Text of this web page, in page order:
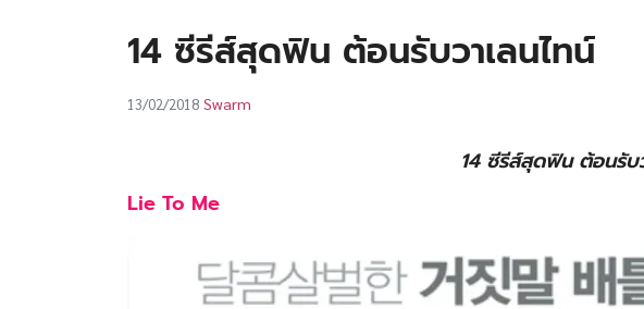
14 ซีรีส์สุดฟิน ต้อนรับวาเลนไทน์
13/02/2018 Swarm
14 ซีรีส์สุดฟิน ต้อนรับ
Lie To Me